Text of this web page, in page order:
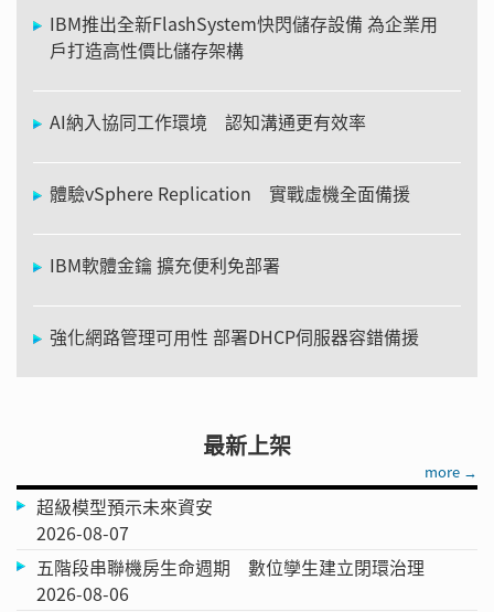
IBM推出全新FlashSystem快閃儲存設備 為企業用
戶打造高性價比儲存架構
AI納入協同工作環境 認知溝通更有效率
體驗vSphere Replication 實戰虛機全面備援
IBM軟體金鑰 擴充便利免部署
強化網路管理可用性 部署DHCP伺服器容錯備援
最新上架
more →
超級模型預示未來資安
2026-08-07
五階段串聯機房生命週期 數位孿生建立閉環治理
2026-08-06